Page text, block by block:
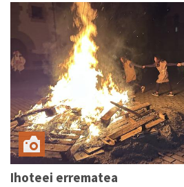
Ihoteei errematea